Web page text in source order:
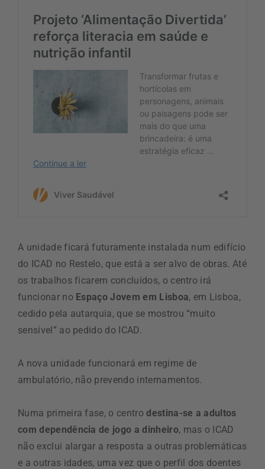
A unidade ficará futuramente instalada num edifício
do ICAD no Restelo, que está a ser alvo de obras. Até
os trabalhos ficarem concluídos, o centro irá
funcionar no Espaço Jovem em Lisboa, em Lisboa,
cedido pela autarquia, que se mostrou “muito
sensível” ao pedido do ICAD.
A nova unidade funcionará em regime de
ambulatório, não prevendo internamentos.
Numa primeira fase, o centrodestina-se a adultos
com dependência de jogo a dinheiro, mas o ICAD
não exclui alargar a resposta a outras problemáticas
e a outras idades, uma vez que o perfil dos doentes